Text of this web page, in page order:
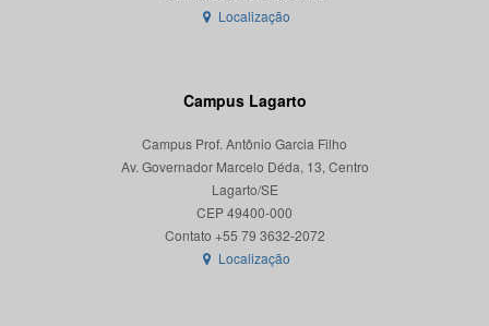
Localização
Campus Lagarto
Campus Prof. Antônio Garcia Filho
Av. Governador Marcelo Déda, 13, Centro
Lagarto/SE
CEP 49400-000
Localização